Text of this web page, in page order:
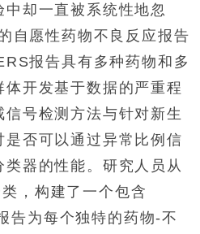
却一直被系统性地忽
自愿性药物不良反应报告
报告具有多种药物和多
开发基于数据的严重程
号检测方法与针对新生
否可以通过异常比例信
器的性能。研究人员从
，构建了一个包含
告为每个独特的药物-不